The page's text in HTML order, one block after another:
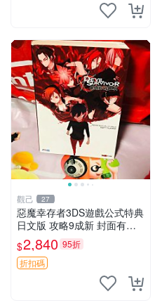
觀己 27
惡魔幸存者3DS遊戲公式特典
日文版 攻略9成新 封面有輕
微損傷 女神異聞錄 惡魔幸存
者 3ds 游戲 特典 新收藏
$2,840 95折
折扣碼